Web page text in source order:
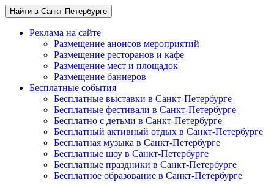
Найти в Санкт-Петербурге
Реклама на сайте
Размещение анонсов мероприятий
Размещение ресторанов и кафе
Размещение мест и площадок
Размещение баннеров
Бесплатные события
Бесплатные выставки в Санкт-Петербурге
Бесплатные фестивали в Санкт-Петербурге
Бесплатно с детьми в Санкт-Петербурге
Бесплатный активный отдых в Санкт-Петербурге
Бесплатная музыка в Санкт-Петербурге
Бесплатные шоу в Санкт-Петербурге
Бесплатные праздники в Санкт-Петербурге
Бесплатное образование в Санкт-Петербурге